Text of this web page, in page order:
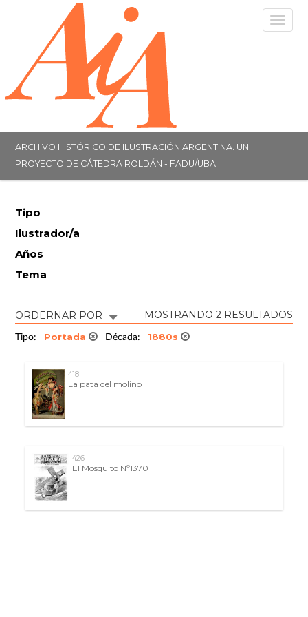
ARCHIVO HISTÓRICO DE ILUSTRACIÓN ARGENTINA. UN
PROYECTO DE CÁTEDRA ROLDÁN - FADU/UBA.
Tipo
Ilustrador/a
Años
Tema
ORDERNAR POR MOSTRANDO 2 RESULTADOS
Tipo: Portada Década: 1880s
418
La pata del molino
426
El Mosquito Nº1370